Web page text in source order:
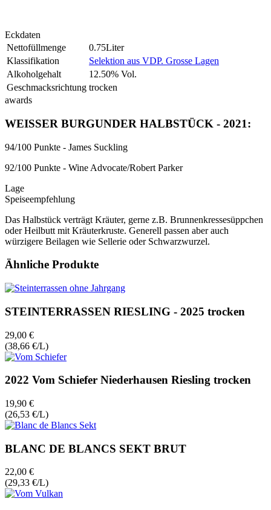
Eckdaten
Nettofüllmenge
0.75Liter
Klassifikation
Selektion aus VDP. Grosse Lagen
Alkoholgehalt
12.50% Vol.
Geschmacksrichtung trocken
awards
WEISSER BURGUNDER HALBSTÜCK - 2021:
94/100 Punkte - James Suckling
92/100 Punkte - Wine Advocate/Robert Parker
Lage
Speiseempfehlung
Das Halbstück verträgt Kräuter, gerne z.B. Brunnenkressesüppchen
oder Heilbutt mit Kräuterkruste. Generell passen aber auch
würzigere Beilagen wie Sellerie oder Schwarzwurzel.
Ähnliche Produkte
STEINTERRASSEN RIESLING - 2025 trocken
29,00 €
(38,66 €/L)
2022 Vom Schiefer Niederhausen Riesling trocken
19,90 €
(26,53 €/L)
BLANC DE BLANCS SEKT BRUT
22,00 €
(29,33 €/L)